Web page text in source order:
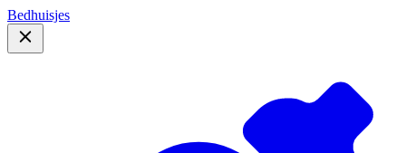
Bedhuisjes